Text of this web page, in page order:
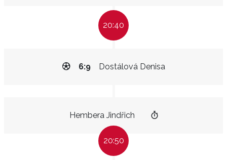
20:40
Dostálová Denisa
6:9
Hembera Jindřich
20:50